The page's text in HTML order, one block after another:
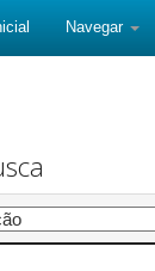
Navegar